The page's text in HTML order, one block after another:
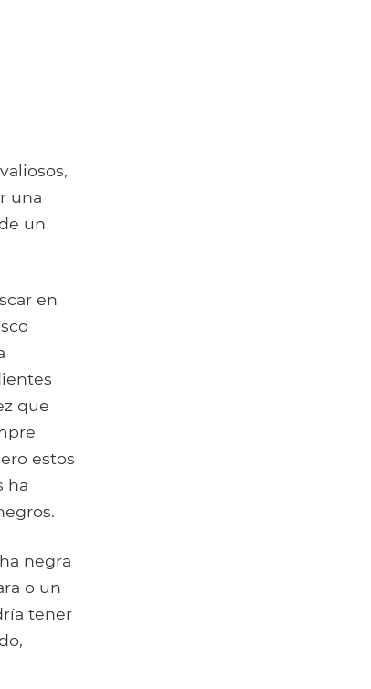
una
un
en
que
estos
ha
negra
o un
tener